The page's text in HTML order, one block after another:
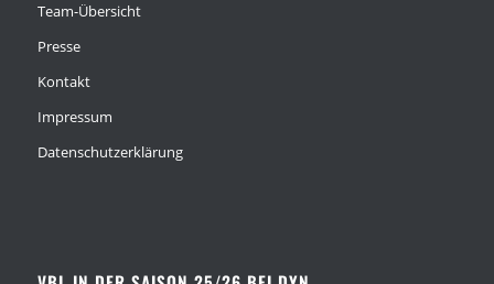
Team-Übersicht
Presse
Kontakt
Impressum
Datenschutzerklärung